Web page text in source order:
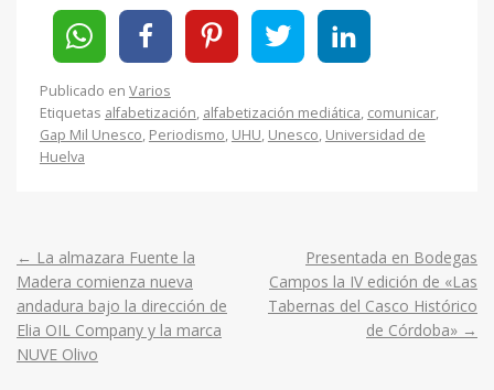
Publicado en Varios
Etiquetas alfabetización, alfabetización mediática, comunicar,
Gap Mil Unesco, Periodismo, UHU, Unesco, Universidad de
Huelva
Post
navigation
← La almazara Fuente la
Madera comienza nueva
andadura bajo la dirección de
Elia OIL Company y la marca
NUVE Olivo
Presentada en Bodegas
Campos la IV edición de «Las
Tabernas del Casco Histórico
de Córdoba» →